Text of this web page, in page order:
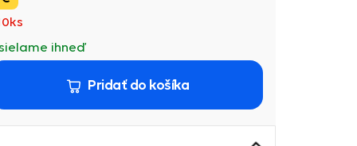
ihneď
Pridať do košíka